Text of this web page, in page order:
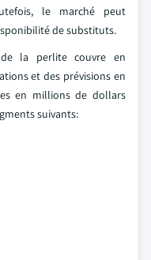
le marché peut
de substituts.
la perlite couvre en
et des prévisions en
en millions de dollars
suivants: